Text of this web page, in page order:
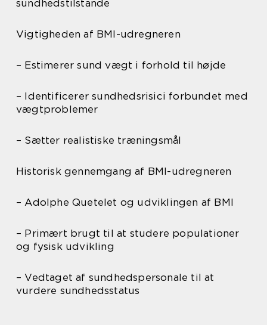
sundhedstilstande
Vigtigheden af BMI-udregneren
– Estimerer sund vægt i forhold til højde
– Identificerer sundhedsrisici forbundet med
vægtproblemer
– Sætter realistiske træningsmål
Historisk gennemgang af BMI-udregneren
– Adolphe Quetelet og udviklingen af BMI
– Primært brugt til at studere populationer
og fysisk udvikling
– Vedtaget af sundhedspersonale til at
vurdere sundhedsstatus